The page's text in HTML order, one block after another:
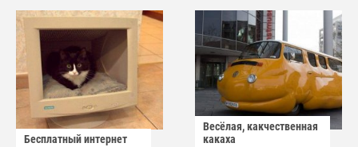
Бесплатный интернет
Весёлая, какчественная
какаха